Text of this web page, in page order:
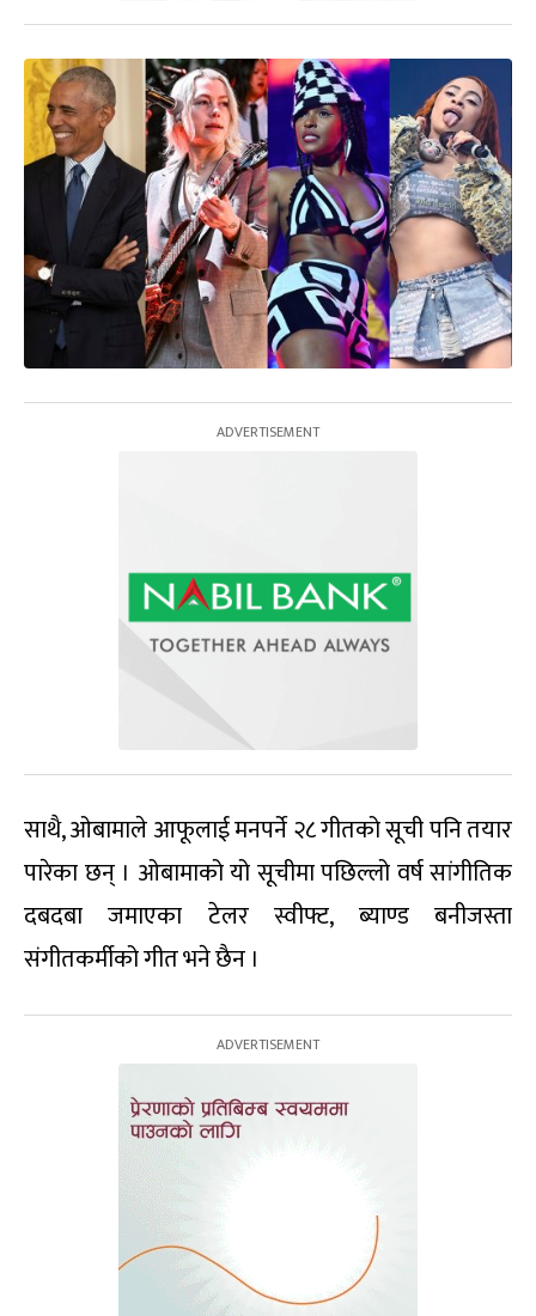
साथै, ओबामाले आफूलाई मनपर्ने २८ गीतको सूची पनि तयार
पारेका छन् । ओबामाको यो सूचीमा पछिल्लो वर्ष सांगीतिक
दबदबा जमाएका टेलर स्वीफ्ट, ब्याण्ड बनीजस्ता
संगीतकर्मीको गीत भने छैन ।